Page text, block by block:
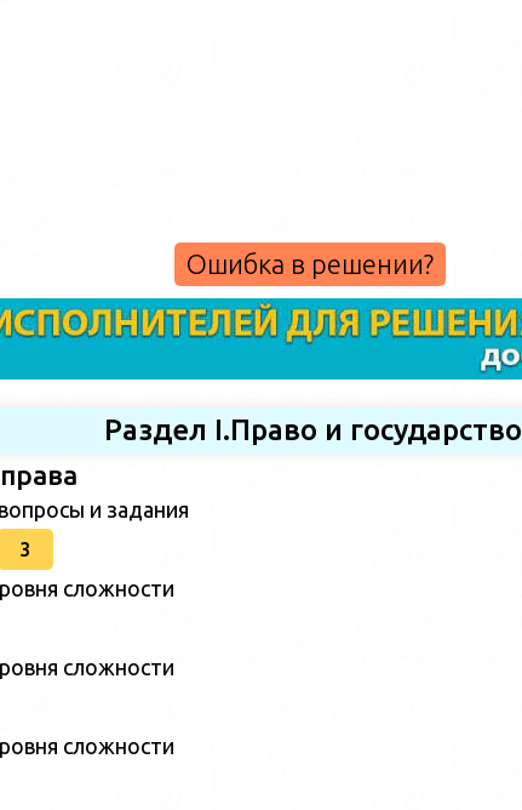
Ошибка в решении?
Раздел I.Право и государство
и задания
3
сложности
сложности
сложности